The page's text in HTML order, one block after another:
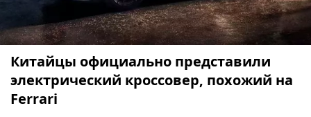
Китайцы официально представили
электрический кроссовер, похожий на
Ferrari